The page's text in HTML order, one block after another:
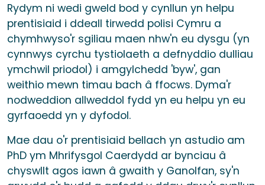
Rydym ni wedi gweld bod y cynllun yn helpu
prentisiaid i ddeall tirwedd polisi Cymru a
chymhwyso'r sgiliau maen nhw'n eu dysgu (yn
cynnwys cyrchu tystiolaeth a defnyddio dulliau
ymchwil priodol) i amgylchedd 'byw', gan
weithio mewn timau bach â ffocws. Dyma'r
nodweddion allweddol fydd yn eu helpu yn eu
gyrfaoedd yn y dyfodol.
Mae dau o'r prentisiaid bellach yn astudio am
PhD ym Mhrifysgol Caerdydd ar bynciau â
chyswllt agos iawn â gwaith y Ganolfan, sy'n